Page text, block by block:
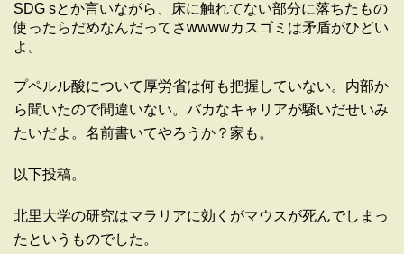
SDG sとか言いながら、床に触れてない部分に落ちたもの
使ったらだめなんだってさwwwwカスゴミは矛盾がひどい
よ。
プペルル酸について厚労省は何も把握していない。内部か
ら聞いたので間違いない。バカなキャリアが騒いだせいみ
たいだよ。名前書いてやろうか？家も。
以下投稿。
北里大学の研究はマラリアに効くがマウスが死んでしまっ
たというものでした。